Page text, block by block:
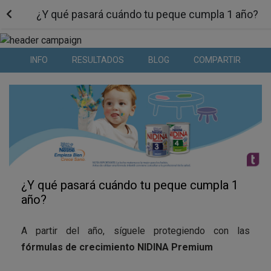
¿Y qué pasará cuándo tu peque cumpla 1 año?
INFO RESULTADOS BLOG COMPARTIR
¿Y qué pasará cuándo tu peque cumpla 1
año?
A partir del año, síguele protegiendo con las
fórmulas de crecimiento NIDINA Premium